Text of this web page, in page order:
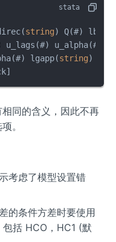
string) Q(#) lb(#)
u_alpha(#)
lgapp(
string)
同的含义，因此不再
。
考虑了模型设置错
的条件方差时要使用
括 HCO，HC1 (默